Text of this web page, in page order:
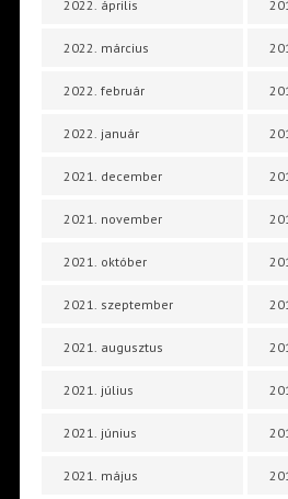
2022. április
2022. március
2022. február
2022. január
2021. december
2021. november
2021. október
2021. szeptember
2021. augusztus
2021. július
2021. június
2021. május